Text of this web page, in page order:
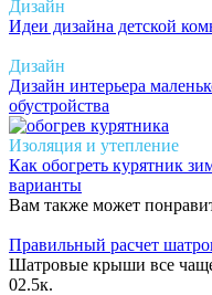
Дизайн
Идеи дизайна детской
Дизайн
Дизайн интерьера
обустройства
Изоляция и утепление
Как обогреть курятник
варианты
Вам также может
Правильный расчет
Шатровые крыши все
02.5к.